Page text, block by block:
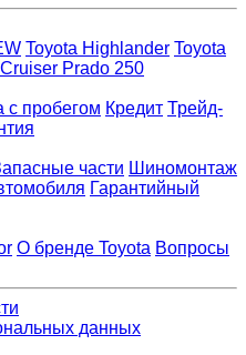
Toyota Highlander Toyota
Prado 250
с пробегом Кредит Трейд-
части Шиномонтаж
Гарантийный
О бренде Toyota Вопросы
данных